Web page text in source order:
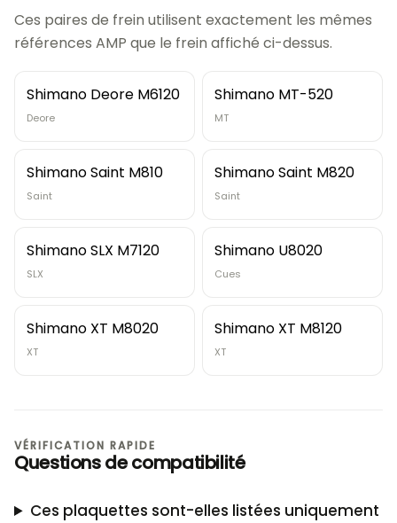
Ces paires de frein utilisent exactement les mêmes
références AMP que le frein affiché ci-dessus.
Shimano Deore M6120
Deore
Shimano MT-520
MT
Shimano Saint M810
Saint
Shimano Saint M820
Saint
Shimano SLX M7120
SLX
Shimano U8020
Cues
Shimano XT M8020
XT
Shimano XT M8120
XT
VÉRIFICATION RAPIDE
Questions de compatibilité
Ces plaquettes sont-elles listées uniquement